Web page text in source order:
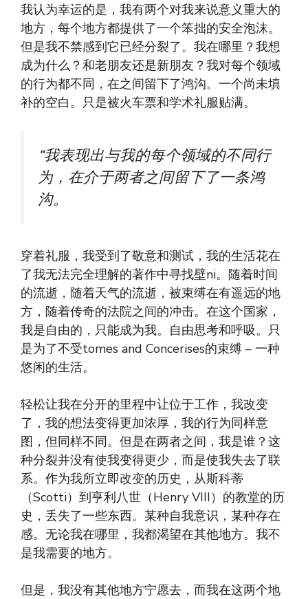
我认为幸运的是，我有两个对我来说意义重大的
地方，每个地方都提供了一个笨拙的安全泡沫。
但是我不禁感到它已经分裂了。我在哪里？我想
成为什么？和老朋友还是新朋友？我对每个领域
的行为都不同，在之间留下了鸿沟。一个尚未填
补的空白。只是被火车票和学术礼服贴满。
“我表现出与我的每个领域的不同行
为，在介于两者之间留下了一条鸿
沟。
穿着礼服，我受到了敬意和测试，我的生活花在
了我无法完全理解的著作中寻找壁ni。随着时间
的流逝，随着天气的流逝，被束缚在有遥远的地
方，随着传奇的法院之间的冲击。在这个国家，
我是自由的，只能成为我。自由思考和呼吸。只
是为了不受tomes and Concerises的束缚 – 一种
悠闲的生活。
轻松让我在分开的里程中让位于工作，我改变
了，我的想法变得更加浓厚，我的行为同样意
图，但同样不同。但是在两者之间，我是谁？这
种分裂并没有使我变得更少，而是使我失去了联
系。作为我所立即改变的历史，从斯科蒂
（Scotti）到亨利八世（Henry VIII）的教堂的历
史，丢失了一些东西。某种自我意识，某种存在
感。无论我在哪里，我都渴望在其他地方。我不
是我需要的地方。
但是，我没有其他地方宁愿去，而我在这两个地